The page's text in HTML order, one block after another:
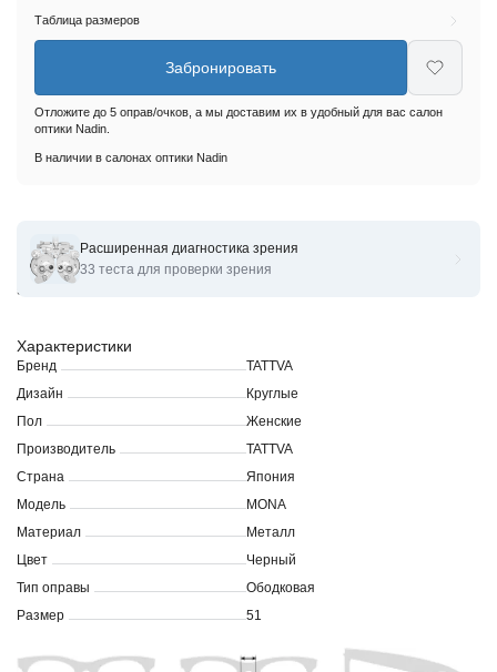
Оправы для очков корригирующих TATTVA MONA.RX.SL-BK
51-22-148
Характеристики
Бренд
TATTVA
Дизайн
Круглые
Пол
Женские
Производитель
TATTVA
Страна
Япония
Модель
MONA
Материал
Металл
Цвет
Черный
Тип оправы
Ободковая
Размер
51
Таблица размеров
Забронировать
Отложите до 5 оправ/очков, а мы доставим их в удобный для вас салон
оптики Nadin.
В наличии в салонах оптики Nadin
Расширенная диагностика зрения
33 теста для проверки зрения